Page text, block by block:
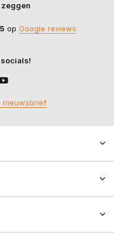
zeggen
op Google reviews
socials!
nieuwsbrief